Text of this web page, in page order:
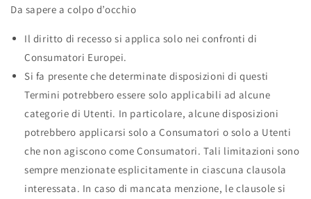
Da sapere a colpo d’occhio
Il diritto di recesso si applica solo nei confronti di
Consumatori Europei.
Si fa presente che determinate disposizioni di questi
Termini potrebbero essere solo applicabili ad alcune
categorie di Utenti. In particolare, alcune disposizioni
potrebbero applicarsi solo a Consumatori o solo a Utenti
che non agiscono come Consumatori. Tali limitazioni sono
sempre menzionate esplicitamente in ciascuna clausola
interessata. In caso di mancata menzione, le clausole si